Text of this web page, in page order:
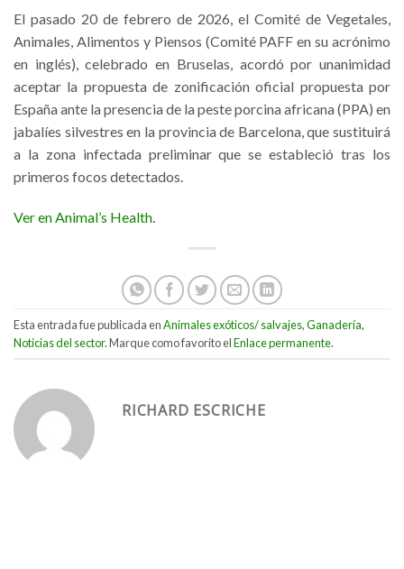
El pasado 20 de febrero de 2026, el Comité de Vegetales,
Animales, Alimentos y Piensos (Comité PAFF en su acrónimo
en inglés), celebrado en Bruselas, acordó por unanimidad
aceptar la propuesta de zonificación oficial propuesta por
España ante la presencia de la peste porcina africana (PPA) en
jabalíes silvestres en la provincia de Barcelona, que sustituirá
a la zona infectada preliminar que se estableció tras los
primeros focos detectados.
Ver en Animal’s Health.
Esta entrada fue publicada enAnimales exóticos/ salvajes,Ganadería,
Noticias del sector. Marque como favorito elEnlace permanente.
RICHARD ESCRICHE